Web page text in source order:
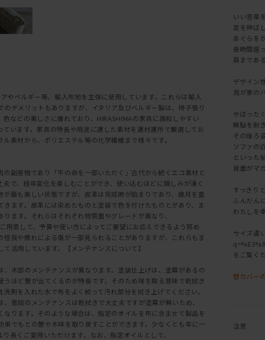
やベルギー等、輸入布地を主体に使用しています。これらは輸入
のデメリットもありますが、イタリア及びベルギー製は、椅子張り
などの美しさに優れており、HIRASHIMAの家具に調和しやすい
ています。家具の特長や用途に適した素材を適材適所で厳選してお
素材から、ポリエステル等の化学繊維まで様々です。
の副産物であり「牛の命を一部いただく」古代から続くエコ素材と
夫で、経年変化を楽しむことができ、使い込むほどに親しみが湧く
が最も美しい状態ですが、皮革は完成時が始まりであり、歳月を重
きます。皮革には染めたものと塗装で色を付けたものとがあり、ま
ます。それらはそれぞれ物質面やグレードが異なり、
用意して、予算や使い方によってご要望にお応えできるよう努め
怪我や擦れによる傷が一部見られることがありますが、これらもま
活用しています。【メンテナンスについて】
、木部のメンテナンスが異なります。塗装仕上げは、塗幕があるの
うほど艶が出てくるのが特長です。そのため埃を取る意味で乾拭き
洗剤を入れた水で布をよく絞って汚れ部分を拭き上げてください。
普段のメンテナンスは乾拭きで大丈夫ですが塗幕が無いため、
なります。そのような場合は、指定のオイルを布に含ませて製品を
果でもとの艶や木味を取り戻すことができます。少なくとも年に一
長くご愛用いただけます。なお、指定オイルとして、
いい音楽
足を伸ば
あぐらを
長時間座
肩まであ
デザイン
我が家の
やぼった
無駄を削
その後ろ
ソファの
といった
背面がマ
すっきり
ふんだん
わたしを
サイズ違
をご覧く
替カバー
注意